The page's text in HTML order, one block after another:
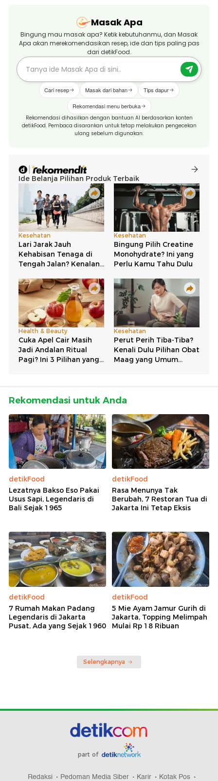
Masak Apa
Bingung mau masak apa? Ketik kebutuhanmu, dan Masak
Apa akan merekomendasikan resep, ide dan tips paling pas
dari detikFood.
Cari resep Masak dari bahan Tips dapur
Rekomendasi menu berbuka
Rekomendasi dihasilkan dengan bantuan AI berdasarkan konten
detikFood. Pembaca disarankan untuk tetap melakukan pengecekan
ulang sebelum digunakan.
Rekomendasi untuk Anda
detikFood
Lezatnya Bakso Eso Pakai
Usus Sapi, Legendaris di
Bali Sejak 1965
detikFood
Rasa Menunya Tak
Berubah, 7 Restoran Tua di
Jakarta Ini Tetap Eksis
detikFood
7 Rumah Makan Padang
Legendaris di Jakarta
Pusat, Ada yang Sejak 1960
detikFood
5 Mie Ayam Jamur Gurih di
Jakarta, Topping Melimpah
Mulai Rp 18 Ribuan
Selengkapnya
part of
Redaksi Pedoman Media Siber Karir Kotak Pos